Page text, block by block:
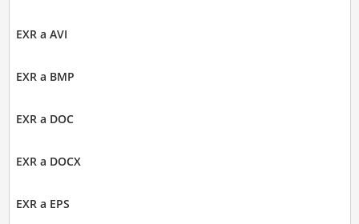
EXR a AVI
EXR a BMP
EXR a DOC
EXR a DOCX
EXR a EPS